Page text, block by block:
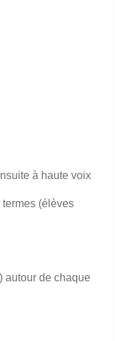
à haute voix
(élèves
autour de chaque